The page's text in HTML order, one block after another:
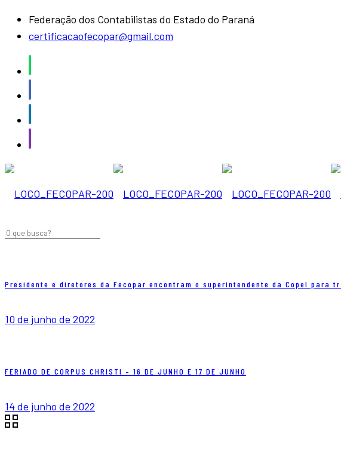
Federação dos Contabilistas do Estado do Paraná
certificacaofecopar@gmail.com
Presidente e diretores da Fecopar encontram o superintendente da Copel para
10 de junho de 2022
FERIADO DE CORPUS CHRISTI – 16 DE JUNHO E 17 DE JUNHO
14 de junho de 2022